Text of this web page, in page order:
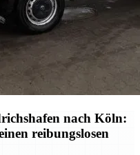
nach Köln:
reibungslosen